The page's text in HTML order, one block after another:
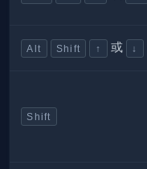
Alt Shift ↑ 或 ↓
Shift